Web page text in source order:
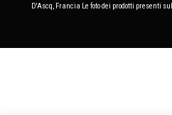
D'Ascq, Francia Le foto dei prodotti presenti